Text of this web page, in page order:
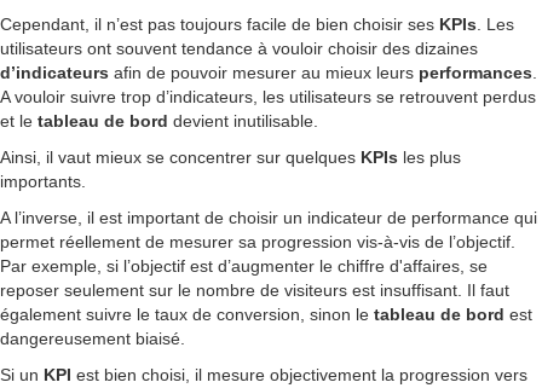
Cependant, il n’est pas toujours facile de bien choisir ses KPIs . Les
utilisateurs ont souvent tendance à vouloir choisir des dizaines
d’indicateurs afin de pouvoir mesurer au mieux leurs performances
A vouloir suivre trop d’indicateurs, les utilisateurs se retrouvent perdus
et le tableau de bord devient inutilisable.
Ainsi, il vaut mieux se concentrer sur quelques KPIs les plus
importants.
A l’inverse, il est important de choisir un indicateur de performance qui
permet réellement de mesurer sa progression vis-à-vis de l’objectif.
Par exemple, si l’objectif est d’augmenter le chiffre d'affaires, se
reposer seulement sur le nombre de visiteurs est insuffisant. Il faut
également suivre le taux de conversion, sinon le tableau de bord est
dangereusement biaisé.
Si un KPI est bien choisi, il mesure objectivement la progression vers